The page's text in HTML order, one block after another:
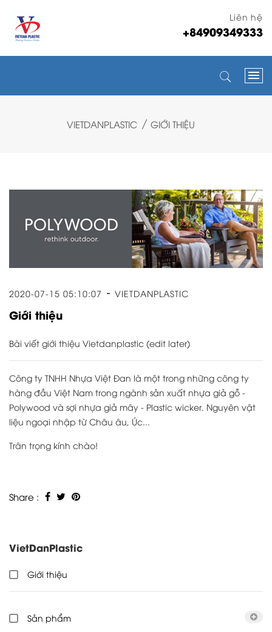
Liên hệ
+84909349333
VIETDANPLASTIC GIỚI THIỆU
2020-07-15 05:10:07 VIETDANPLASTIC
Giới thiệu
Bài viết giới thiệu Vietdanplastic (edit later)
Công ty TNHH Nhựa Việt Đan là một trong những công ty
hàng đầu Việt Nam trong ngành sản xuất nhựa giả gỗ -
Polywood và sợi nhựa giả mây - Plastic wicker. Nguyên vật
liệu ngoại nhập từ Châu âu, Úc...
Trân trọng kính chào!
Share :
VietDanPlastic
Giới thiệu
Sản phẩm